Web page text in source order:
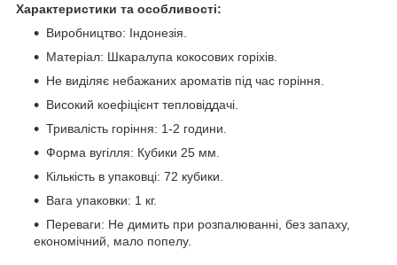
Характеристики та особливості:
Виробництво: Індонезія.
Матеріал: Шкаралупа кокосових горіхів.
Не виділяє небажаних ароматів під час горіння.
Високий коефіцієнт тепловіддачі.
Тривалість горіння: 1-2 години.
Форма вугілля: Кубики 25 мм.
Кількість в упаковці: 72 кубики.
Вага упаковки: 1 кг.
Переваги: Не димить при розпалюванні, без запаху,
економічний, мало попелу.